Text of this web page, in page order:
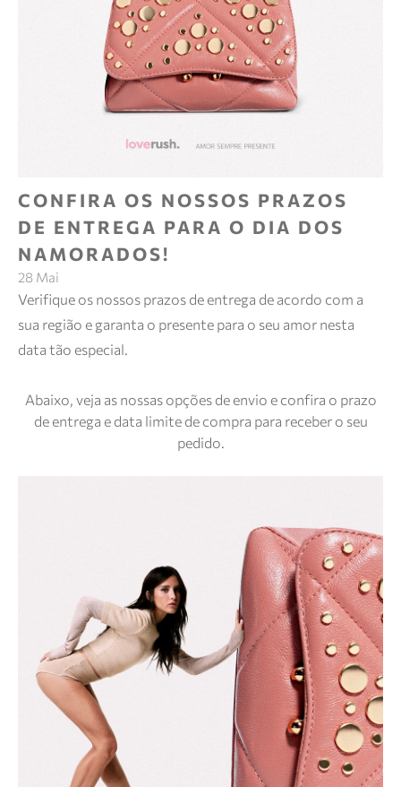
CONFIRA OS NOSSOS PRAZOS
DE ENTREGA PARA O DIA DOS
NAMORADOS!
28 Mai
Verifique os nossos prazos de entrega de acordo com a
sua região e garanta o presente para o seu amor nesta
data tão especial.
Abaixo, veja as nossas opções de envio e confira o prazo
de entrega e data limite de compra para receber o seu
pedido.